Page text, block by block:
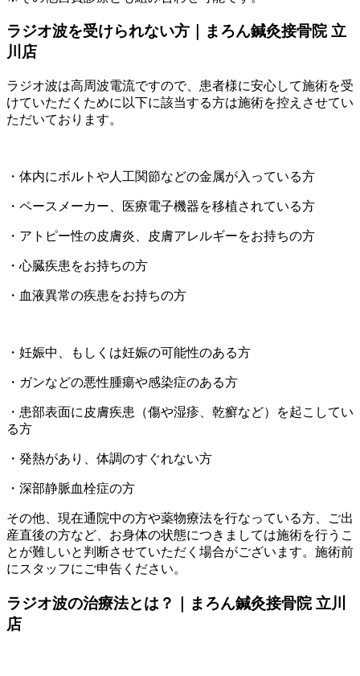
ラジオ波を受けられない方｜まろん鍼灸接骨院 立
川店
ラジオ波は高周波電流ですので、患者様に安心して施術を受
けていただくために以下に該当する方は施術を控えさせてい
ただいております。
・体内にボルトや人工関節などの金属が入っている方
・ペースメーカー、医療電子機器を移植されている方
・アトピー性の皮膚炎、皮膚アレルギーをお持ちの方
・心臓疾患をお持ちの方
・血液異常の疾患をお持ちの方
・妊娠中、もしくは妊娠の可能性のある方
・ガンなどの悪性腫瘍や感染症のある方
・患部表面に皮膚疾患（傷や湿疹、乾癬など）を起こしてい
る方
・発熱があり、体調のすぐれない方
・深部静脈血栓症の方
その他、現在通院中の方や薬物療法を行なっている方、ご出
産直後の方など、お身体の状態につきましては施術を行うこ
とが難しいと判断させていただく場合がございます。施術前
にスタッフにご申告ください。
ラジオ波の治療法とは？｜まろん鍼灸接骨院 立川
店